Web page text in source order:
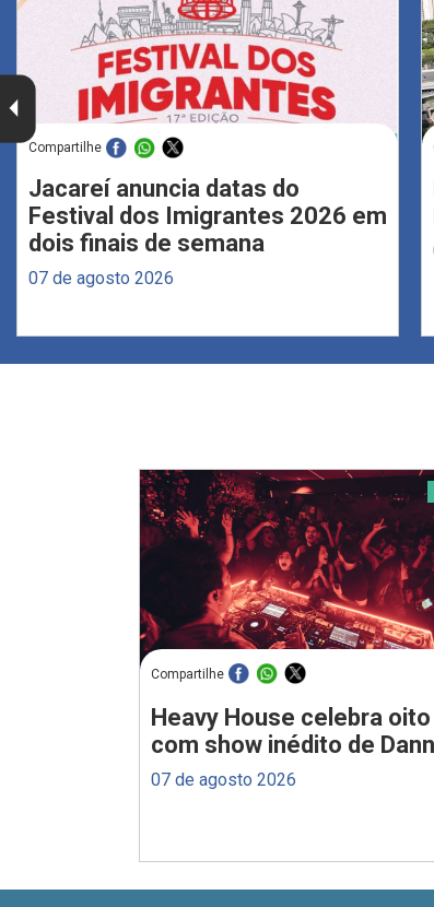
Compartilhe
Jacareí anuncia datas do
Festival dos Imigrantes 2026 em
dois finais de semana
07 de agosto 2026
Compartilhe
Heavy House celebra
com show inédito de
07 de agosto 2026